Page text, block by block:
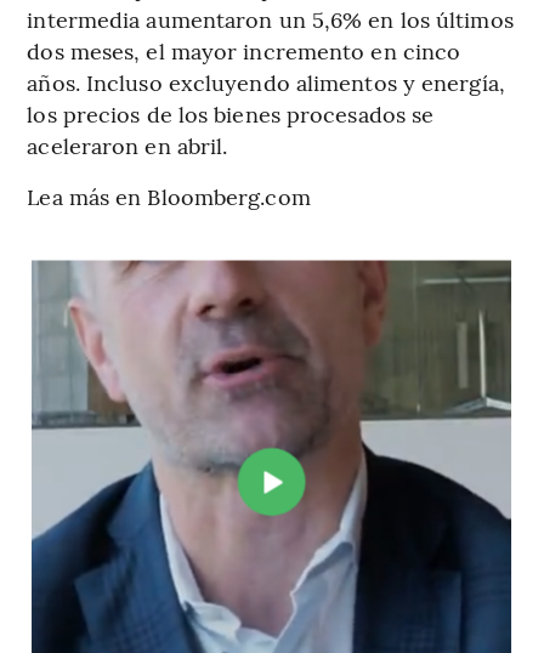
intermedia aumentaron un 5,6% en los últimos
dos meses, el mayor incremento en cinco
años. Incluso excluyendo alimentos y energía,
los precios de los bienes procesados ​​se
aceleraron en abril.
Lea más en Bloomberg.com